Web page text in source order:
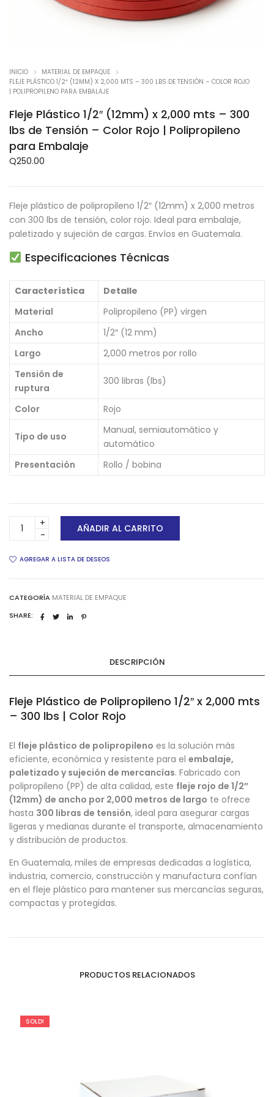
INICIO
MATERIAL DE EMPAQUE
FLEJE PLÁSTICO 1/2″ (12MM) X 2,000 MTS – 300 LBS DE TENSIÓN – COLOR ROJO
| POLIPROPILENO PARA EMBALAJE
Fleje Plástico 1/2″ (12mm) x 2,000 mts – 300
lbs de Tensión – Color Rojo | Polipropileno
para Embalaje
Q250.00
Fleje plástico de polipropileno 1/2″ (12mm) x 2,000 metros
con 300 lbs de tensión, color rojo. Ideal para embalaje,
paletizado y sujeción de cargas. Envíos en Guatemala.
Especificaciones Técnicas
Característica
Detalle
Material
Polipropileno (PP) virgen
Ancho
1/2″ (12 mm)
Largo
2,000 metros por rollo
Tensión de
ruptura
300 libras (lbs)
Color Rojo
Tipo de uso
Manual, semiautomático y
automático
Presentación
Rollo / bobina
Fleje
Plástico
(12mm)
mts
-
-
Rojo
|
para
Embalaje
quantity
AÑADIR AL CARRITO
AGREGAR A LISTA DE DESEOS
CATEGORÍA MATERIAL DE EMPAQUE
SHARE:
DESCRIPCIÓN
Fleje Plástico de Polipropileno 1/2″ x 2,000 mts
– 300 lbs | Color Rojo
El fleje plástico de polipropileno es la solución más
eficiente, económica y resistente para el embalaje,
paletizado y sujeción de mercancías. Fabricado con
polipropileno (PP) de alta calidad, este fleje rojo de 1/2″
(12mm) de ancho por 2,000 metros de largo te ofrece
hasta 300 libras de tensión, ideal para asegurar cargas
ligeras y medianas durante el transporte, almacenamiento
y distribución de productos.
En Guatemala, miles de empresas dedicadas a logística,
industria, comercio, construcción y manufactura confían
en el fleje plástico para mantener sus mercancías seguras,
compactas y protegidas.
PRODUCTOS RELACIONADOS
SOLD!